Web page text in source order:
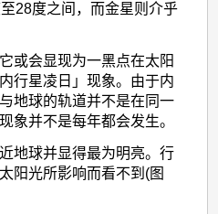
28度之间，而金星则介乎
或会显现为一黑点在太阳
行星凌日」现象。由于内
地球的轨道并不是在同一
象并不是每年都会发生。
地球并显得最为明亮。行
阳光所影响而看不到(图